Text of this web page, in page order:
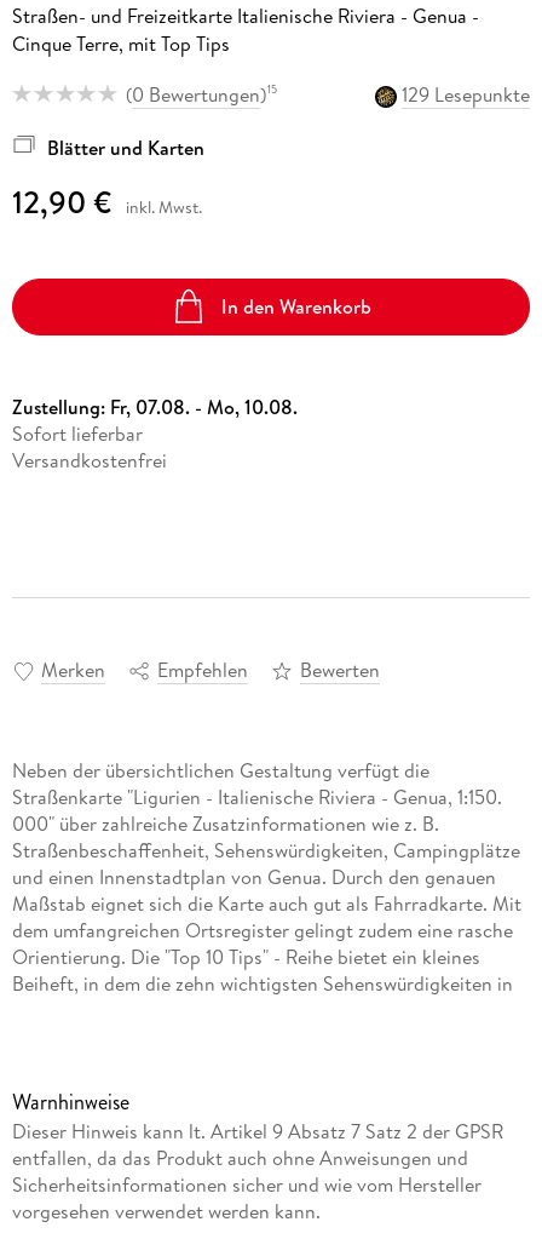
Straßen- und Freizeitkarte Italienische Riviera - Genua -
Cinque Terre, mit Top Tips
(0 Bewertungen)15 129 Lesepunkte
Blätter und Karten
12,90 € inkl. Mwst.
In den Warenkorb
Zustellung: Fr, 07.08. - Mo, 10.08.
Sofort lieferbar
Versandkostenfrei
Merken Empfehlen Bewerten
Neben der übersichtlichen Gestaltung verfügt die
Straßenkarte "Ligurien - Italienische Riviera - Genua, 1:150.
000" über zahlreiche Zusatzinformationen wie z. B.
Straßenbeschaffenheit, Sehenswürdigkeiten, Campingplätze
und einen Innenstadtplan von Genua. Durch den genauen
Maßstab eignet sich die Karte auch gut als Fahrradkarte. Mit
dem umfangreichen Ortsregister gelingt zudem eine rasche
Orientierung. Die "Top 10 Tips" - Reihe bietet ein kleines
Beiheft, in dem die zehn wichtigsten Sehenswürdigkeiten in
Ortsregister mit Postleitzahlen; freytag & berndt Autokarten
sind für viele Länder und Regionen weltweit erhältlich.
Sprachen: Tschechisch, Polnisch, Slowakisch, Französisch,
Niederländisch, Ungarisch, Deutsch, Englisch, Spanisch,
Italienisch
Warnhinweise
Dieser Hinweis kann lt. Artikel 9 Absatz 7 Satz 2 der GPSR
entfallen, da das Produkt auch ohne Anweisungen und
Sicherheitsinformationen sicher und wie vom Hersteller
vorgesehen verwendet werden kann.